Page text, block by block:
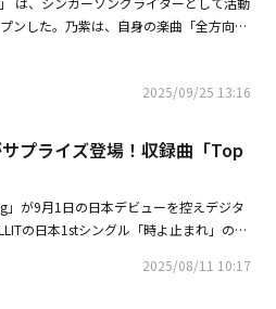
ンした。乃紫は、自身の楽曲「全方向美
ニケーションを取り、音楽活動の裏側や
ミュニティを開設させていただきまし
きます♪ 是非チェックしてください！
LIVE配信＆新曲「ベーシスト」リリー
～20:30（予定）詳しくはこちら＜キャ
開催します。期間中、Weverse公式コミ
ます。開催期間：2025年9月26日（金）
2025/09/25 13:16
プライズ登場！収録曲「Top
が9月1日の日本デビューを控えデジタ
の日本1stシングル「時よ止まれ」の収
ペーンの新コレクションのWEB CMに
2025/08/11 10:17